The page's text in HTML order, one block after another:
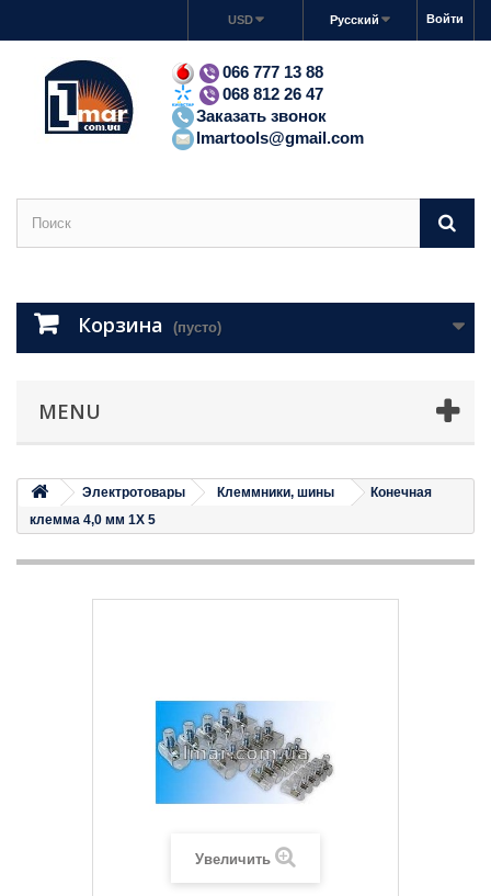
Войти
Русский
USD
066 777 13 88
068 812 26 47
Заказать звонок
lmartools@gmail.com
Корзина (пусто)
MENU
Электротовары Клеммники, шины
Конечная
клемма 4,0 мм 1X 5
Увеличить